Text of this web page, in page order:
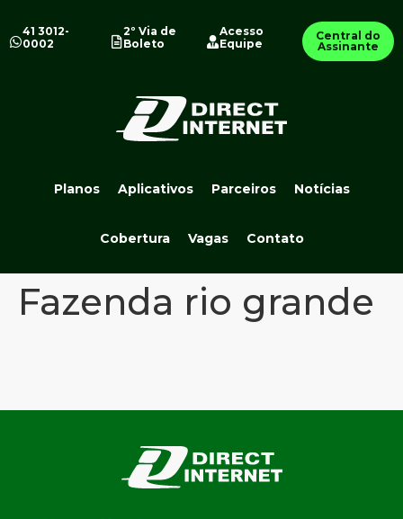
41 3012-
0002
2º Via de
Boleto
Acesso
Equipe
Central do
Assinante
Planos Aplicativos Parceiros Notícias
Cobertura Vagas Contato
Fazenda rio grande